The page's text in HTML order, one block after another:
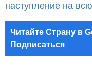
наступление на
Читайте Страну в
Подписаться